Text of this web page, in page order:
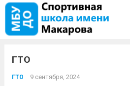
ГТО
ГТО 9 сентября, 2024